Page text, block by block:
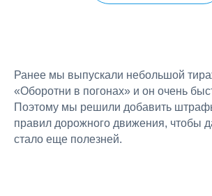
Ранее мы выпускали небольшой
«Оборотни в погонах» и он очень
Поэтому мы решили добавить
правил дорожного движения, чтобы
стало еще полезней.